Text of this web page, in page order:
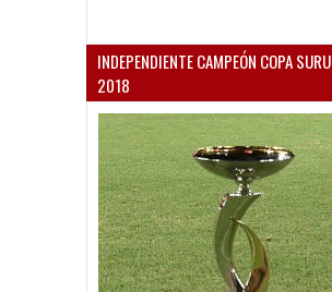
INDEPENDIENTE CAMPEÓN COPA
2018